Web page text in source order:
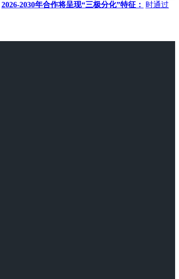
2026-2030年合作将呈现“三极分化”特征： 时通过